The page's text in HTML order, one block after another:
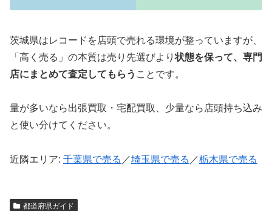
茨城県はレコードを店頭で売れる環境が整っていますが、
「高く売る」の本質は売り先選びより状態を保って、専門
店にまとめて査定してもらう ことです。
量が多いなら出張買取・宅配買取、少量なら店頭持ち込み
と使い分けてください。
近隣エリア: 千葉県で売る ／埼玉県で売る ／栃木県で売る
都道府県ガイド